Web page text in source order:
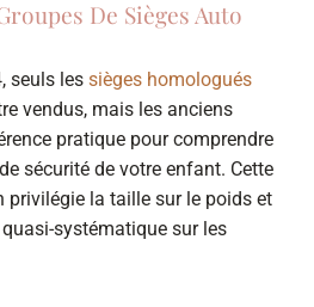
De Sièges Auto
seuls les sièges homologués
vendus, mais les anciens
pratique pour comprendre
sécurité de votre enfant. Cette
privilégie la taille sur le poids et
systématique sur les